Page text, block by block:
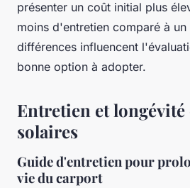
présenter un coût initial plus
moins d'entretien comparé à
différences influencent
bonne option à adopter.
Entretien et
solaires
Guide d'entretien pour
vie du carport